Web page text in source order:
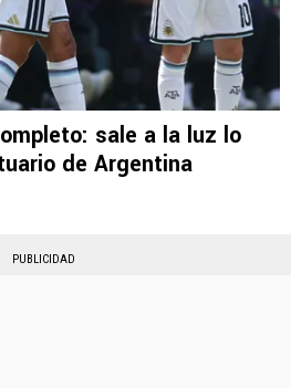
sale a la luz lo
de Argentina
PUBLICIDAD